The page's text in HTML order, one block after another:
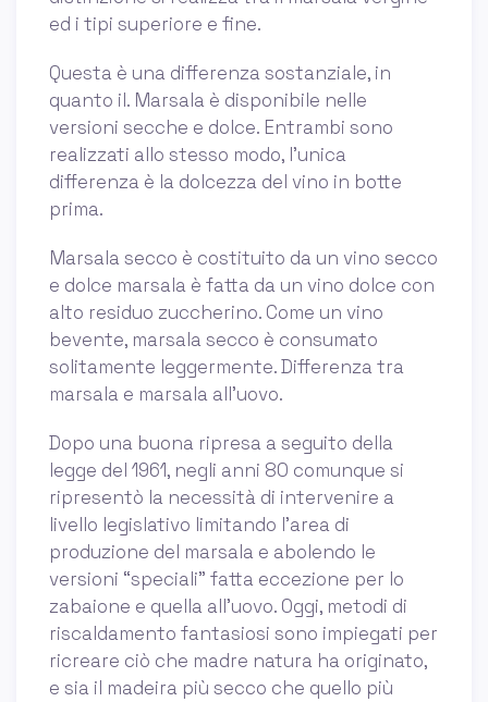
ed i tipi superiore e fine.
Questa è una differenza sostanziale, in
quanto il. Marsala è disponibile nelle
versioni secche e dolce. Entrambi sono
realizzati allo stesso modo, l'unica
differenza è la dolcezza del vino in botte
prima.
Marsala secco è costituito da un vino secco
e dolce marsala è fatta da un vino dolce con
alto residuo zuccherino. Come un vino
bevente, marsala secco è consumato
solitamente leggermente. Differenza tra
marsala e marsala all’uovo.
Dopo una buona ripresa a seguito della
legge del 1961, negli anni 80 comunque si
ripresentò la necessità di intervenire a
livello legislativo limitando l’area di
produzione del marsala e abolendo le
versioni “speciali” fatta eccezione per lo
zabaione e quella all’uovo. Oggi, metodi di
riscaldamento fantasiosi sono impiegati per
ricreare ciò che madre natura ha originato,
e sia il madeira più secco che quello più